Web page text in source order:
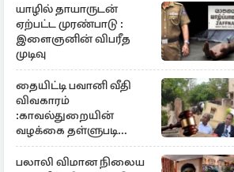
யாழில் தாயாருடன்
ஏற்பட்ட முரண்பாடு :
இளைஞனின் விபரீத
முடிவு
தையிட்டி பவானி வீதி
விவகாரம்
:காவல்துறையின்
வழக்கை தள்ளுபடி
செய்தது நீதிமன்றம்
பலாலி விமான நிலைய